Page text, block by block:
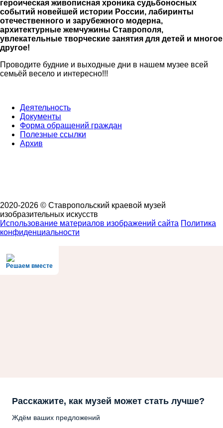
героическая живописная хроника судьбоносных
событий новейшей истории России, лабиринты
отечественного и зарубежного модерна,
архитектурные жемчужины Ставрополя,
увлекательные творческие занятия для детей и многое
другое!
Проводите будние и выходные дни в нашем музее всей
семьёй весело и интересно!!!
Деятельность
Документы
Форма обращений граждан
Полезные ссылки
Архив
2020-2026 © Ставропольский краевой музей
изобразительных искусств
Использование материалов изображений сайта Политика
конфиденциальности
Решаем вместе
Расскажите, как музей может стать лучше?
Ждём ваших предложений